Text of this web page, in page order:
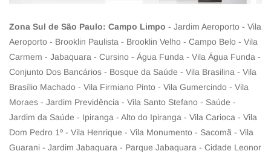
Zona Sul de São Paulo: Campo Limpo - Jardim Aeroporto - Vila
Aeroporto - Brooklin Paulista - Brooklin Velho - Campo Belo - Vila
Carmem - Jabaquara - Cursino - Água Funda - Vila Água Funda -
Conjunto Dos Bancários - Bosque da Saúde - Vila Brasilina - Vila
Brasílio Machado - Vila Firmiano Pinto - Vila Gumercindo - Vila
Moraes - Jardim Previdência - Vila Santo Stefano - Saúde -
Jardim da Saúde - Ipiranga - Alto do Ipiranga - Vila Carioca - Vila
Dom Pedro 1º - Vila Henrique - Vila Monumento - Sacomã - Vila
Guarani - Jardim Jabaquara - Parque Jabaquara - Cidade Leonor